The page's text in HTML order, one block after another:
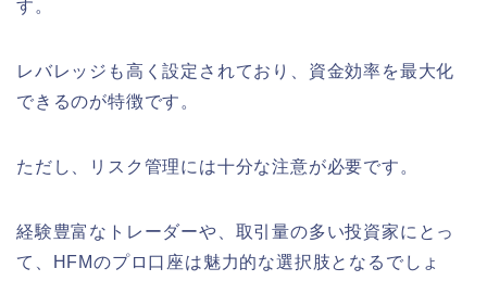
す。
レバレッジも高く設定されており、資金効率を最大化
できるのが特徴です。
ただし、リスク管理には十分な注意が必要です。
経験豊富なトレーダーや、取引量の多い投資家にとっ
て、HFMのプロ口座は魅力的な選択肢となるでしょ